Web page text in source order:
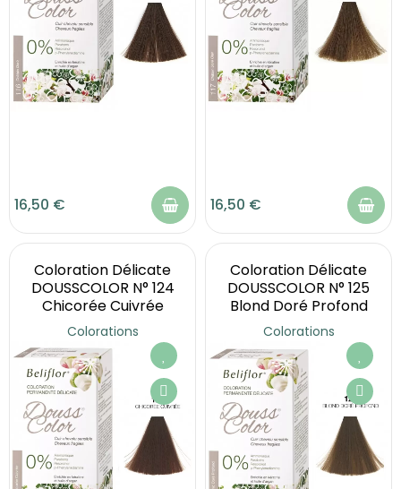
16,50 € 16,50 €
Coloration Délicate
DOUSSCOLOR N° 124
Chicorée Cuivrée
Colorations
Coloration Délicate
DOUSSCOLOR N° 125
Blond Doré Profond
Colorations